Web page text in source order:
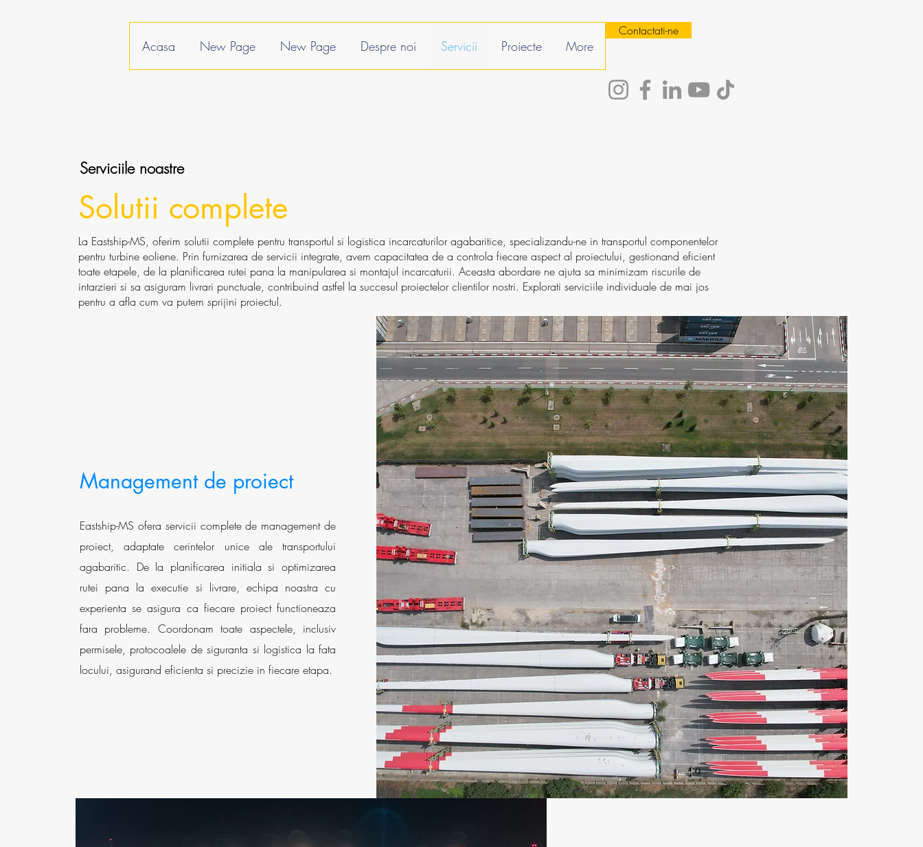
Acasa New Page New Page Despre noi Servicii Proiecte More
Contactati-ne
Serviciile noastre
Solutii complete
La Eastship-MS, oferim solutii complete pentru transportul si logistica incarcaturilor agabaritice, specializandu-ne in transportul componentelor
pentru turbine eoliene. Prin furnizarea de servicii integrate, avem capacitatea de a controla fiecare aspect al proiectului, gestionand eficient
toate etapele, de la planificarea rutei pana la manipularea si montajul incarcaturii. Aceasta abordare ne ajuta sa minimizam riscurile de
intarzieri si sa asiguram livrari punctuale, contribuind astfel la succesul proiectelor clientilor nostri. Explorati serviciile individuale de mai jos
pentru a afla cum va putem sprijini proiectul.
Management de proiect
Eastship-MS ofera servicii complete de management de
proiect, adaptate cerintelor unice ale transportului
agabaritic. De la planificarea initiala si optimizarea
rutei pana la executie si livrare, echipa noastra cu
experienta se asigura ca fiecare proiect functioneaza
fara probleme. Coordonam toate aspectele, inclusiv
permisele, protocoalele de siguranta si logistica la fata
locului, asigurand eficienta si precizie in fiecare etapa.